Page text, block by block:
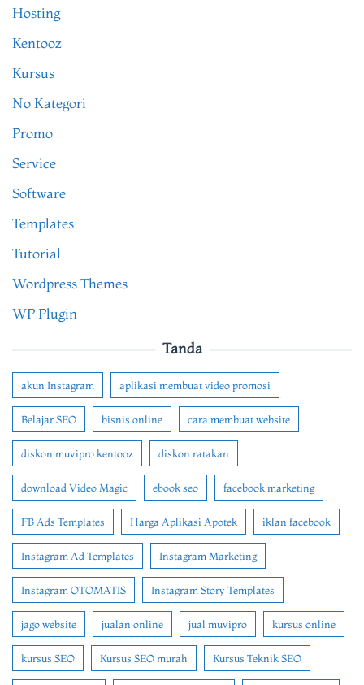
Hosting
Kentooz
Kursus
No Kategori
Promo
Service
Software
Templates
Tutorial
Wordpress Themes
WP Plugin
Tanda
akun Instagram aplikasi membuat video promosi
Belajar SEO bisnis online cara membuat website
diskon muvipro kentooz diskon ratakan
download Video Magic ebook seo facebook marketing
FB Ads Templates Harga Aplikasi Apotek iklan facebook
Instagram Ad Templates Instagram Marketing
Instagram OTOMATIS Instagram Story Templates
jago website jualan online jual muvipro kursus online
kursus SEO Kursus SEO murah Kursus Teknik SEO